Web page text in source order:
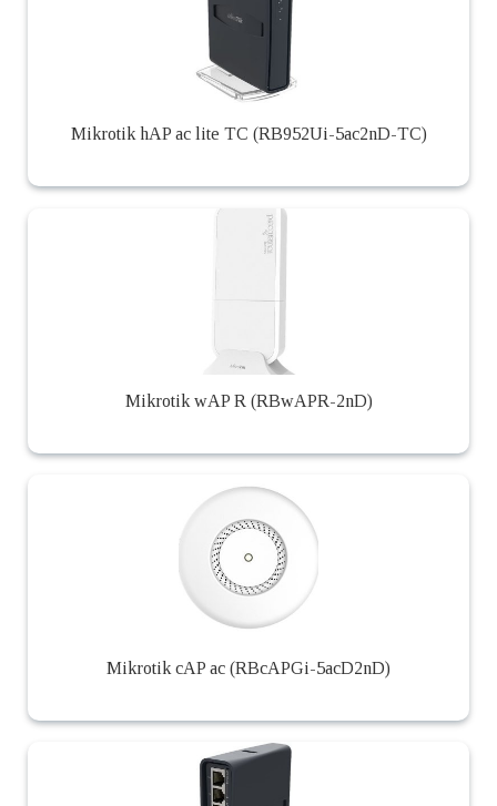
Mikrotik hAP ac lite TC (RB952Ui-5ac2nD-TC)
Mikrotik wAP R (RBwAPR-2nD)
Mikrotik cAP ac (RBcAPGi-5acD2nD)